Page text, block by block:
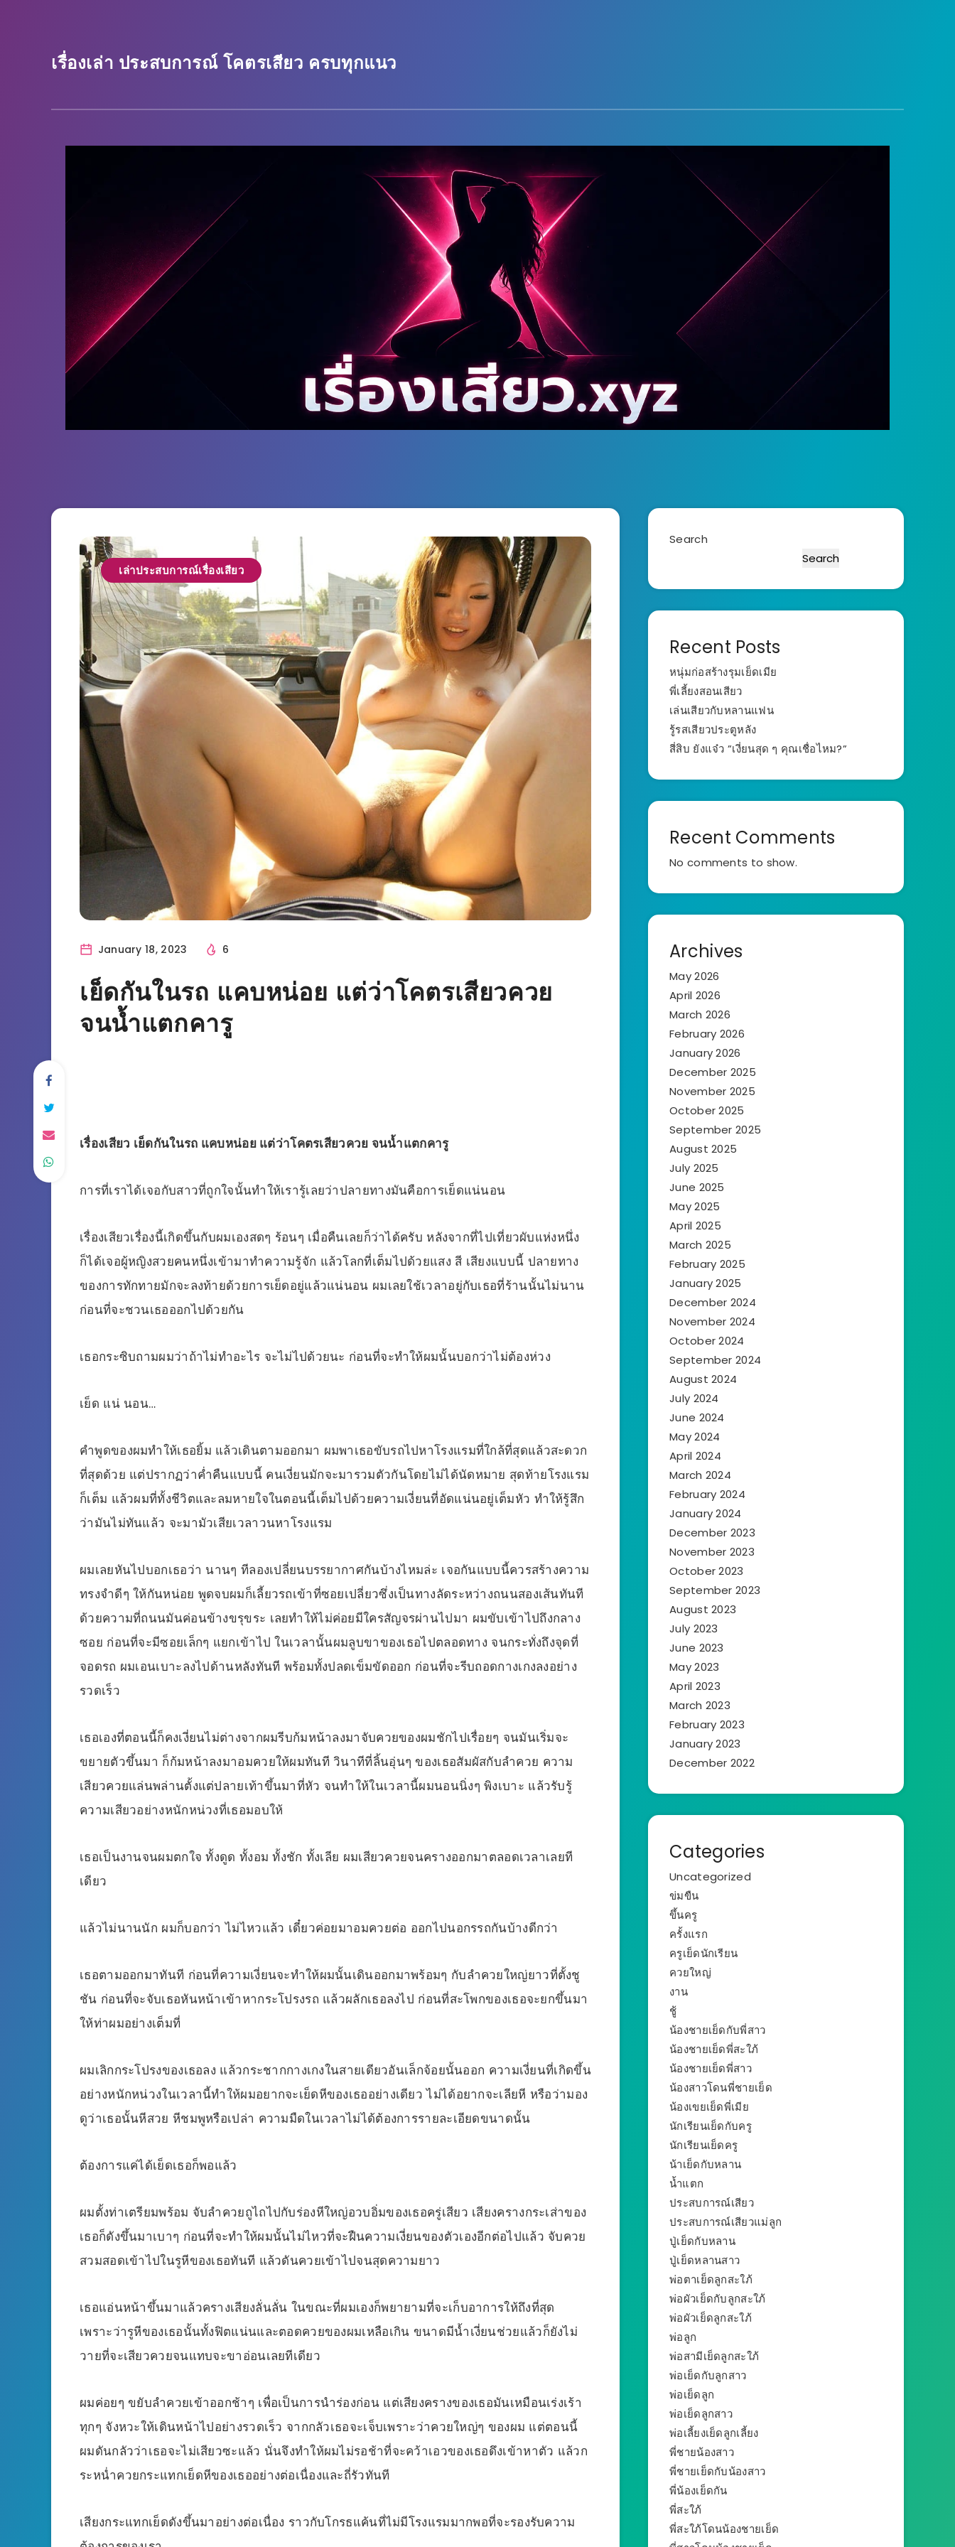
เรื่องเล่า ประสบการณ์ โคตรเสียว ครบทุกแนว
เล่าประสบการณ์เรื่องเสียว
January 18, 2023 6
เย็ดกันในรถ แคบหน่อย แต่ว่าโคตรเสียวควย
จนน้ำแตกคารู
เรื่องเสียว เย็ดกันในรถ แคบหน่อย แต่ว่าโคตรเสียวควย จนน้ำแตกคารู
การที่เราได้เจอกับสาวที่ถูกใจนั้นทำให้เรารู้เลยว่าปลายทางมันคือการเย็ดแน่นอน
เรื่องเสียวเรื่องนี้เกิดขึ้นกับผมเองสดๆ ร้อนๆ เมื่อคืนเลยก็ว่าได้ครับ หลังจากที่ไปเที่ยวผับแห่งหนึ่ง
ก็ได้เจอผู้หญิงสวยคนหนึ่งเข้ามาทำความรู้จัก แล้วโลกที่เต็มไปด้วยแสง สี เสียงแบบนี้ ปลายทาง
ของการทักทายมักจะลงท้ายด้วยการเย็ดอยู่แล้วแน่นอน ผมเลยใช้เวลาอยู่กับเธอที่ร้านนั้นไม่นาน
ก่อนที่จะชวนเธอออกไปด้วยกัน
เธอกระซิบถามผมว่าถ้าไม่ทำอะไร จะไม่ไปด้วยนะ ก่อนที่จะทำให้ผมนั้นบอกว่าไม่ต้องห่วง
เย็ด แน่ นอน…
คำพูดของผมทำให้เธอยิ้ม แล้วเดินตามออกมา ผมพาเธอขับรถไปหาโรงแรมที่ใกล้ที่สุดแล้วสะดวก
ที่สุดด้วย แต่ปรากฏว่าค่ำคืนแบบนี้ คนเงี่ยนมักจะมารวมตัวกันโดยไม่ได้นัดหมาย สุดท้ายโรงแรม
ก็เต็ม แล้วผมที่ทั้งชีวิตและลมหายใจในตอนนี้เต็มไปด้วยความเงี่ยนที่อัดแน่นอยู่เต็มหัว ทำให้รู้สึก
ว่ามันไม่ทันแล้ว จะมามัวเสียเวลาวนหาโรงแรม
ผมเลยหันไปบอกเธอว่า นานๆ ทีลองเปลี่ยนบรรยากาศกันบ้างไหมล่ะ เจอกันแบบนี้ควรสร้างความ
ทรงจำดีๆ ให้กันหน่อย พูดจบผมก็เลี้ยวรถเข้าที่ซอยเปลี่ยวซึ่งเป็นทางลัดระหว่างถนนสองเส้นทันที
ด้วยความที่ถนนมันค่อนข้างขรุขระ เลยทำให้ไม่ค่อยมีใครสัญจรผ่านไปมา ผมขับเข้าไปถึงกลาง
ซอย ก่อนที่จะมีซอยเล็กๆ แยกเข้าไป ในเวลานั้นผมลูบขาของเธอไปตลอดทาง จนกระทั่งถึงจุดที่
จอดรถ ผมเอนเบาะลงไปด้านหลังทันที พร้อมทั้งปลดเข็มขัดออก ก่อนที่จะรีบถอดกางเกงลงอย่าง
รวดเร็ว
เธอเองที่ตอนนี้ก็คงเงี่ยนไม่ต่างจากผมรีบก้มหน้าลงมาจับควยของผมชักไปเรื่อยๆ จนมันเริ่มจะ
ขยายตัวขึ้นมา ก็ก้มหน้าลงมาอมควยให้ผมทันที วินาทีที่ลิ้นอุ่นๆ ของเธอสัมผัสกับลำควย ความ
เสียวควยแล่นพล่านตั้งแต่ปลายเท้าขึ้นมาที่หัว จนทำให้ในเวลานี้ผมนอนนิ่งๆ พิงเบาะ แล้วรับรู้
ความเสียวอย่างหนักหน่วงที่เธอมอบให้
เธอเป็นงานจนผมตกใจ ทั้งดูด ทั้งอม ทั้งชัก ทั้งเลีย ผมเสียวควยจนครางออกมาตลอดเวลาเลยที
เดียว
แล้วไม่นานนัก ผมก็บอกว่า ไม่ไหวแล้ว เดี๋ยวค่อยมาอมควยต่อ ออกไปนอกรรถกันบ้างดีกว่า
เธอตามออกมาทันที ก่อนที่ความเงี่ยนจะทำให้ผมนั้นเดินออกมาพร้อมๆ กับลำควยใหญ่ยาวที่ตั้งชู
ชัน ก่อนที่จะจับเธอหันหน้าเข้าหากระโปรงรถ แล้วผลักเธอลงไป ก่อนที่สะโพกของเธอจะยกขึ้นมา
ให้ท่าผมอย่างเต็มที่
ผมเลิกกระโปรงของเธอลง แล้วกระชากกางเกงในสายเดียวอันเล็กจ้อยนั้นออก ความเงี่ยนที่เกิดขึ้น
อย่างหนักหน่วงในเวลานี้ทำให้ผมอยากจะเย็ดหีของเธออย่างเดียว ไม่ได้อยากจะเลียหี หรือว่ามอง
ดูว่าเธอนั้นหีสวย หีชมพูหรือเปล่า ความมืดในเวลาไม่ได้ต้องการรายละเอียดขนาดนั้น
ต้องการแค่ได้เย็ดเธอก็พอแล้ว
ผมตั้งท่าเตรียมพร้อม จับลำควยถูไถไปกับร่องหีใหญ่อวบอิ่มของเธอครู่เสียว เสียงครางกระเส่าของ
เธอก็ดังขึ้นมาเบาๆ ก่อนที่จะทำให้ผมนั้นไม่ไหวที่จะฝืนความเงี่ยนของตัวเองอีกต่อไปแล้ว จับควย
สวมสอดเข้าไปในรูหีของเธอทันที แล้วดันควยเข้าไปจนสุดความยาว
เธอแอ่นหน้าขึ้นมาแล้วครางเสียงลั่นลั่น ในขณะที่ผมเองก็พยายามที่จะเก็บอาการให้ถึงที่สุด
เพราะว่ารูหีของเธอนั้นทั้งฟิตแน่นและตอดควยของผมเหลือเกิน ขนาดมีน้ำเงี่ยนช่วยแล้วก็ยังไม่
วายที่จะเสียวควยจนแทบจะขาอ่อนเลยทีเดียว
ผมค่อยๆ ขยับลำควยเข้าออกช้าๆ เพื่อเป็นการนำร่องก่อน แต่เสียงครางของเธอมันเหมือนเร่งเร้า
ทุกๆ จังหวะให้เดินหน้าไปอย่างรวดเร็ว จากกลัวเธอจะเจ็บเพราะว่าควยใหญ่ๆ ของผม แต่ตอนนี้
ผมดันกลัวว่าเธอจะไม่เสียวซะแล้ว นั่นจึงทำให้ผมไม่รอช้าที่จะคว้าเอวของเธอดึงเข้าหาตัว แล้วก
ระหน่ำควยกระแทกเย็ดหีของเธออย่างต่อเนื่องและถี่รัวทันที
เสียงกระแทกเย็ดดังขึ้นมาอย่างต่อเนื่อง ราวกับโกรธแค้นที่ไม่มีโรงแรมมากพอที่จะรองรับความ
Search
Search
Recent Posts
หนุ่มก่อสร้างรุมเย็ดเมีย
พี่เลี้ยงสอนเสียว
เล่นเสียวกับหลานแฟน
รู้รสเสียวประตูหลัง
สี่สิบ ยังแจ๋ว ”เงี่ยนสุด ๆ คุณเชื่อไหม?”
Recent Comments
No comments to show.
Archives
May 2026
April 2026
March 2026
February 2026
January 2026
December 2025
November 2025
October 2025
September 2025
August 2025
July 2025
June 2025
May 2025
April 2025
March 2025
February 2025
January 2025
December 2024
November 2024
October 2024
September 2024
August 2024
July 2024
June 2024
May 2024
April 2024
March 2024
February 2024
January 2024
December 2023
November 2023
October 2023
September 2023
August 2023
July 2023
June 2023
May 2023
April 2023
March 2023
February 2023
January 2023
December 2022
Categories
Uncategorized
ข่มขืน
ขึ้นครู
ครั้งแรก
ครูเย็ดนักเรียน
ควยใหญ่
งาน
ชู้
น้องชายเย็ดกับพี่สาว
น้องชายเย็ดพี่สะใภ้
น้องชายเย็ดพี่สาว
น้องสาวโดนพี่ชายเย็ด
น้องเขยเย็ดพี่เมีย
นักเรียนเย็ดกับครู
นักเรียนเย็ดครู
น้าเย็ดกับหลาน
น้ำแตก
ประสบการณ์เสียว
ประสบการณ์เสียวแม่ลูก
ปู่เย็ดกับหลาน
ปู่เย็ดหลานสาว
พ่อตาเย็ดลูกสะใภ้
พ่อผัวเย็ดกับลูกสะใภ้
พ่อผัวเย็ดลูกสะใภ้
พ่อลูก
พ่อสามีเย็ดลูกสะใภ้
พ่อเย็ดกับลูกสาว
พ่อเย็ดลูก
พ่อเย็ดลูกสาว
พ่อเลี้ยงเย็ดลูกเลี้ยง
พี่ชายน้องสาว
พี่ชายเย็ดกับน้องสาว
พี่น้องเย็ดกัน
พี่สะใภ้
พี่สะใภ้โดนน้องชายเย็ด